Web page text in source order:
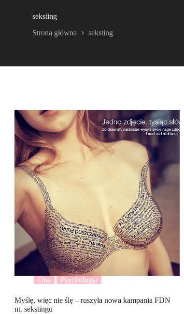
seksting
Strona główna seksting
Ona Psychologia
Myślę, więc nie ślę – ruszyła nowa kampania FDN
nt. sekstingu